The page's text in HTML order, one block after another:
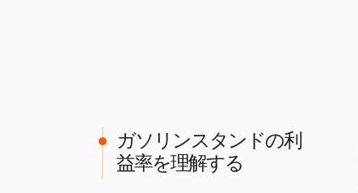
ガソリンスタンドの利
益率を理解する